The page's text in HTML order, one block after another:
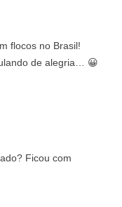
flocos no Brasil!
de alegria… 😀
Ficou com